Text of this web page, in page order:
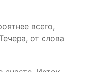
всего,
от слова